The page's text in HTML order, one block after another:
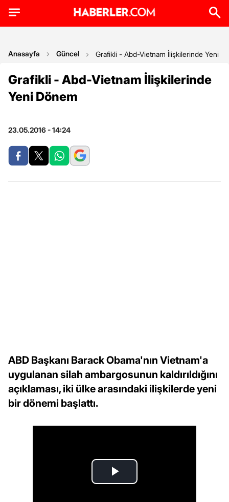
Anasayfa Güncel Grafikli - Abd-Vietnam İlişkilerinde Yeni
Grafikli - Abd-Vietnam İlişkilerinde
Yeni Dönem
23.05.2016 - 14:24
ABD Başkanı Barack Obama'nın Vietnam'a
uygulanan silah ambargosunun kaldırıldığını
açıklaması, iki ülke arasındaki ilişkilerde yeni
bir dönemi başlattı.